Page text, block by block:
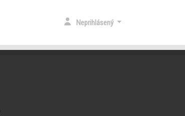
Neprihlásený